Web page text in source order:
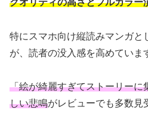
特にスマホ向け縦読みマンガと
が、読者の没入感を高めていま
「絵が綺麗すぎてストーリーに
しい悲鳴がレビューでも多数見